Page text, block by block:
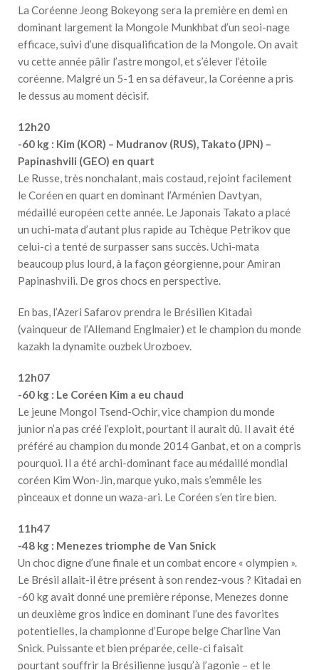
La Coréenne Jeong Bokeyong sera la première en demi en
dominant largement la Mongole Munkhbat d’un seoi-nage
efficace, suivi d’une disqualification de la Mongole. On avait
vu cette année pâlir l’astre mongol, et s’élever l’étoile
coréenne. Malgré un 5-1 en sa défaveur, la Coréenne a pris
le dessus au moment décisif.
12h20
-60 kg : Kim (KOR) – Mudranov (RUS), Takato (JPN) –
Papinashvili (GEO) en quart
Le Russe, très nonchalant, mais costaud, rejoint facilement
le Coréen en quart en dominant l’Arménien Davtyan,
médaillé européen cette année. Le Japonais Takato a placé
un uchi-mata d’autant plus rapide au Tchèque Petrikov que
celui-ci a tenté de surpasser sans succès. Uchi-mata
beaucoup plus lourd, à la façon géorgienne, pour Amiran
Papinashvili. De gros chocs en perspective.
En bas, l’Azeri Safarov prendra le Brésilien Kitadai
(vainqueur de l’Allemand Englmaier) et le champion du monde
kazakh la dynamite ouzbek Urozboev.
12h07
-60 kg : Le Coréen Kim a eu chaud
Le jeune Mongol Tsend-Ochir, vice champion du monde
junior n’a pas créé l’exploit, pourtant il aurait dû. Il avait été
préféré au champion du monde 2014 Ganbat, et on a compris
pourquoi. Il a été archi-dominant face au médaillé mondial
coréen Kim Won-Jin, marque yuko, mais s’emmêle les
pinceaux et donne un waza-ari. Le Coréen s’en tire bien.
11h47
-48 kg : Menezes triomphe de Van Snick
Un choc digne d’une finale et un combat encore « olympien ».
Le Brésil allait-il être présent à son rendez-vous ? Kitadai en
-60 kg avait donné une première réponse, Menezes donne
un deuxième gros indice en dominant l’une des favorites
potentielles, la championne d’Europe belge Charline Van
Snick. Puissante et bien préparée, celle-ci faisait
pourtant souffrir la Brésilienne jusqu’à l’agonie – et le